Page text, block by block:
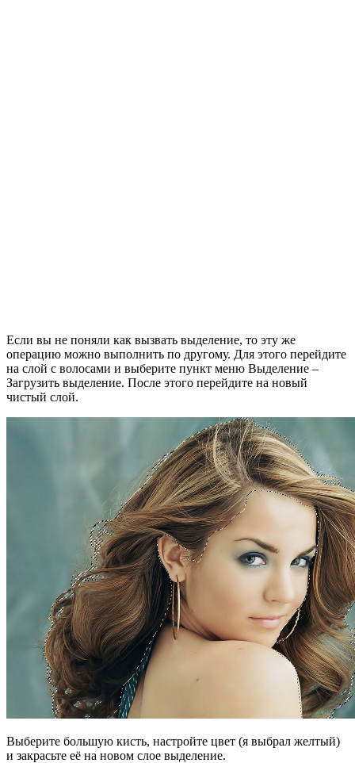
Если вы не поняли как вызвать выделение, то эту же
операцию можно выполнить по другому. Для этого перейдите
на слой с волосами и выберите пункт меню Выделение –
Загрузить выделение. После этого перейдите на новый
чистый слой.
Выберите большую кисть, настройте цвет (я выбрал желтый)
и закрасьте её на новом слое выделение.